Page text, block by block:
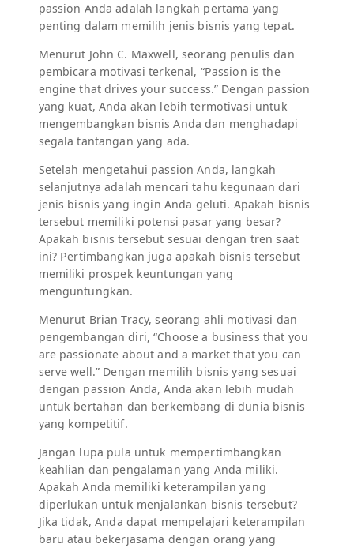
passion Anda adalah langkah pertama yang
penting dalam memilih jenis bisnis yang tepat.
Menurut John C. Maxwell, seorang penulis dan
pembicara motivasi terkenal, “Passion is the
engine that drives your success.” Dengan passion
yang kuat, Anda akan lebih termotivasi untuk
mengembangkan bisnis Anda dan menghadapi
segala tantangan yang ada.
Setelah mengetahui passion Anda, langkah
selanjutnya adalah mencari tahu kegunaan dari
jenis bisnis yang ingin Anda geluti. Apakah bisnis
tersebut memiliki potensi pasar yang besar?
Apakah bisnis tersebut sesuai dengan tren saat
ini? Pertimbangkan juga apakah bisnis tersebut
memiliki prospek keuntungan yang
menguntungkan.
Menurut Brian Tracy, seorang ahli motivasi dan
pengembangan diri, “Choose a business that you
are passionate about and a market that you can
serve well.” Dengan memilih bisnis yang sesuai
dengan passion Anda, Anda akan lebih mudah
untuk bertahan dan berkembang di dunia bisnis
yang kompetitif.
Jangan lupa pula untuk mempertimbangkan
keahlian dan pengalaman yang Anda miliki.
Apakah Anda memiliki keterampilan yang
diperlukan untuk menjalankan bisnis tersebut?
Jika tidak, Anda dapat mempelajari keterampilan
baru atau bekerjasama dengan orang yang